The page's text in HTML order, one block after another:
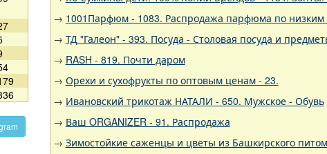
→ 1001Парфюм - 1083. Распродажа парфюма по
→ ТД "Галеон" - 393. Посуда - Столовая посуда и
→ RASH - 819. Почти даром
→ Орехи и сухофрукты по оптовым ценам - 23.
→ Ивановский трикотаж НАТАЛИ - 650. Мужское - Обувь
→ Ваш ORGANIZER - 91. Распродажа
→ Зимостойкие саженцы и цветы из Башкирского